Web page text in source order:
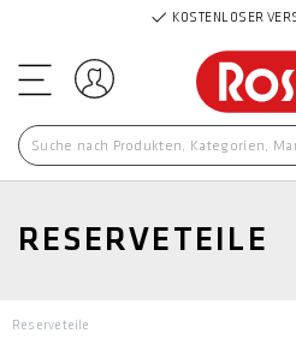
KOSTENLOSER
Einloggen
RESERVETEILE
Reserveteile